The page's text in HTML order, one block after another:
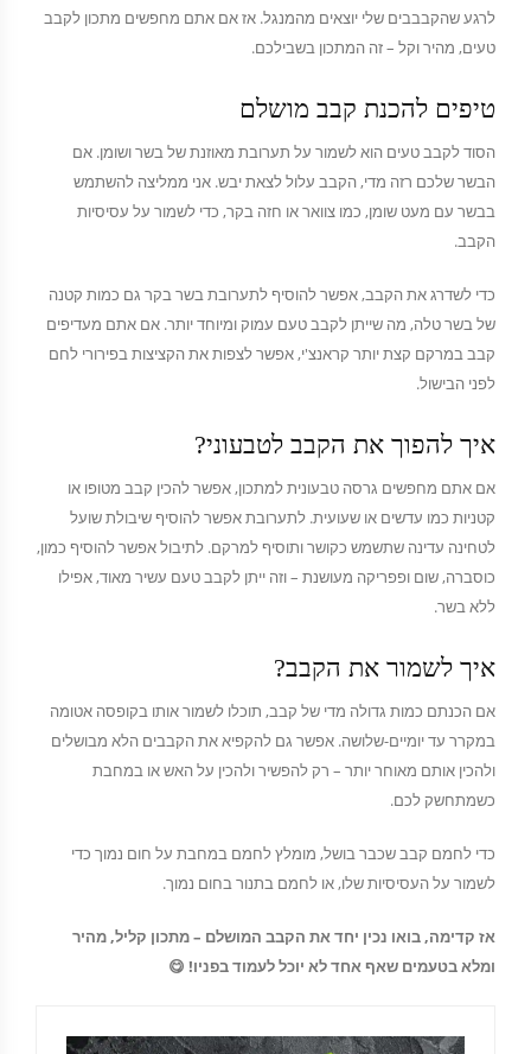
לרגע שהקבבבים שלי יוצאים מהמנגל. אז אם אתם מחפשים מתכון לקבב
טעים, מהיר וקל – זה המתכון בשבילכם.
טיפים להכנת קבב מושלם
הסוד לקבב טעים הוא לשמור על תערובת מאוזנת של בשר ושומן. אם
הבשר שלכם רזה מדי, הקבב עלול לצאת יבש. אני ממליצה להשתמש
בבשר עם מעט שומן, כמו צוואר או חזה בקר, כדי לשמור על עסיסיות
הקבב.
כדי לשדרג את הקבב, אפשר להוסיף לתערובת בשר בקר גם כמות קטנה
של בשר טלה, מה שייתן לקבב טעם עמוק ומיוחד יותר. אם אתם מעדיפים
קבב במרקם קצת יותר קראנצ'י, אפשר לצפות את הקציצות בפירורי לחם
לפני הבישול.
איך להפוך את הקבב לטבעוני?
אם אתם מחפשים גרסה טבעונית למתכון, אפשר להכין קבב מטופו או
קטניות כמו עדשים או שעועית. לתערובת אפשר להוסיף שיבולת שועל
לטחינה עדינה שתשמש כקושר ותוסיף למרקם. לתיבול אפשר להוסיף כמון,
כוסברה, שום ופפריקה מעושנת – וזה ייתן לקבב טעם עשיר מאוד, אפילו
ללא בשר.
איך לשמור את הקבב?
אם הכנתם כמות גדולה מדי של קבב, תוכלו לשמור אותו בקופסה אטומה
במקרר עד יומיים-שלושה. אפשר גם להקפיא את הקבבים הלא מבושלים
ולהכין אותם מאוחר יותר – רק להפשיר ולהכין על האש או במחבת
כשמתחשק לכם.
כדי לחמם קבב שכבר בושל, מומלץ לחמם במחבת על חום נמוך כדי
לשמור על העסיסיות שלו, או לחמם בתנור בחום נמוך.
אז קדימה, בואו נכין יחד את הקבב המושלם – מתכון קליל, מהיר
ומלא בטעמים שאף אחד לא יוכל לעמוד בפניו! 😋